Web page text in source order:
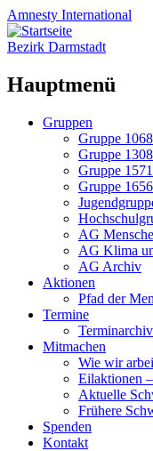
Amnesty International
Bezirk Darmstadt
Hauptmenü
Zum
Gruppen
Gruppe
Gruppe
Gruppe
Gruppe
AG
AG Klima
AG Archiv
Aktionen
Pfad der
Termine
Terminarchiv
Mitmachen
Wie wir
Eilaktionen
Aktuelle
Frühere
Spenden
Kontakt